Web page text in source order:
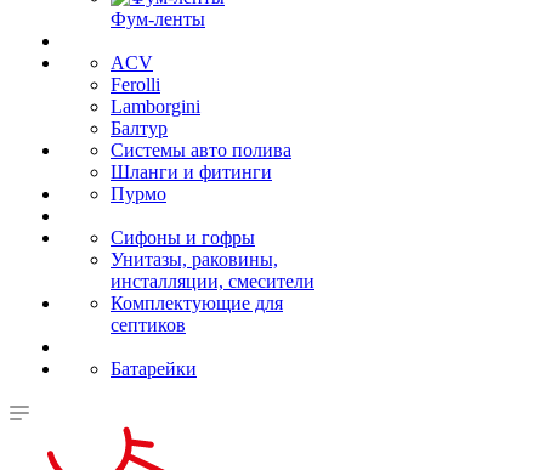
Фум-ленты
ACV
Ferolli
Lamborgini
Балтур
Системы авто полива
Шланги и фитинги
Пурмо
Сифоны и гофры
Унитазы, раковины,
инсталляции, смесители
Комплектующие для
септиков
Батарейки